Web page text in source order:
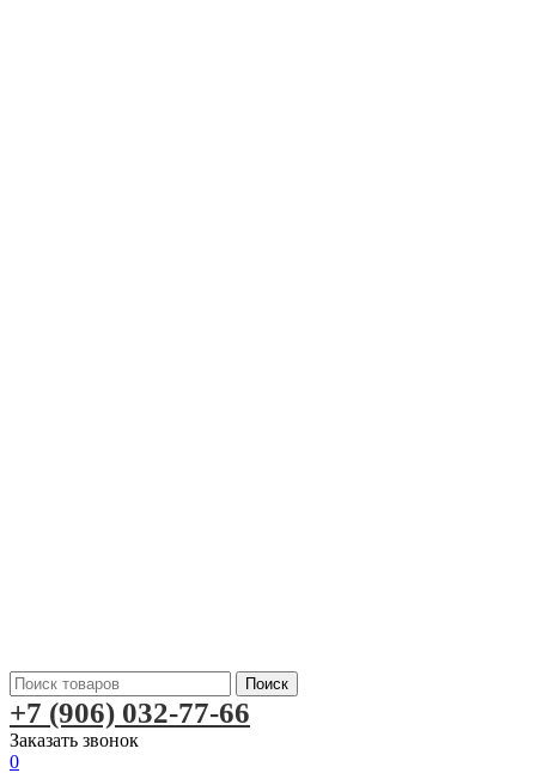
Поиск
+7 (906) 032-77-66
Заказать звонок
0